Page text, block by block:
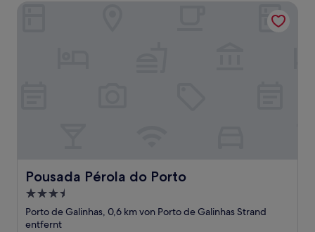
Pousada Pérola do Porto
Pousada Pérola do Porto
3.5-
Sterne-
Unterkunft
Porto de Galinhas, 0,6 km von Porto de Galinhas Strand
entfernt